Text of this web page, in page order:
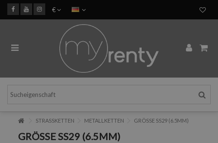
€
STRASSKETTEN METALLKETTEN GRÖSSE SS29 (6.5MM)
GRÖSSE SS29 (6.5MM)